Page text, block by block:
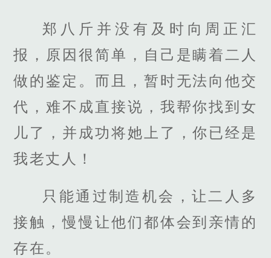
郑八斤并没有及时向周正汇
报，原因很简单，自己是瞒着二人
做的鉴定。而且，暂时无法向他交
代，难不成直接说，我帮你找到女
儿了，并成功将她上了，你已经是
我老丈人！
只能通过制造机会，让二人多
接触，慢慢让他们都体会到亲情的
存在。